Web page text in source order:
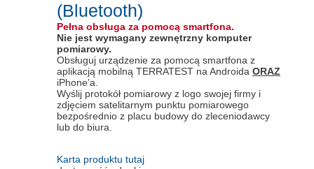
(Bluetooth)
Pełna obsługa za pomocą smartfona.
Nie jest wymagany zewnętrzny komputer
pomiarowy.
Obsługuj urządzenie za pomocą smartfona z
aplikacją mobilną TERRATEST na AndroidaORAZ
iPhone’a.
Wyślij protokół pomiarowy z logo swojej firmy i
zdjęciem satelitarnym punktu pomiarowego
bezpośrednio z placu budowy do zleceniodawcy
lub do biura.
Karta produktu tutaj